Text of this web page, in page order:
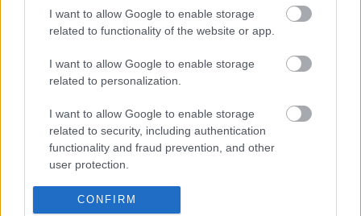
I want to allow Google to enable storage
related to functionality of the website or app.
I want to allow Google to enable storage
related to personalization.
I want to allow Google to enable storage
related to security, including authentication
functionality and fraud prevention, and other
user protection.
CONFIRM
Múzeumpedagógiai szabadulószoba
A magyar festészet napja az
Emlékházban – 2024.10.18.
Siófoki séták – 2026. június-augusztus